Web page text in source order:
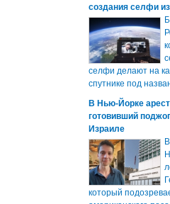
создания селфи
селфи делают на
спутнике под
В Нью-Йорке
готовивший
Израиле
который